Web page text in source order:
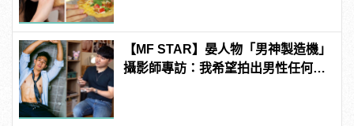
【MF STAR】晏人物「男神製造機」
攝影師專訪：我希望拍出男性任何尺